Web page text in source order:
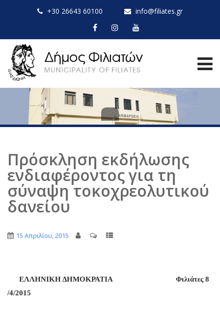
+30 26643 60100 info@filiates.gr
Πρόσκληση εκδήλωσης
ενδιαφέροντος για τη
σύναψη τοκοχρεολυτικού
δανείου
15 Απριλίου, 2015
ΕΛΛΗΝΙΚΗ ΔΗΜΟΚΡΑΤΙΑ Φιλιάτες 8
/4/2015